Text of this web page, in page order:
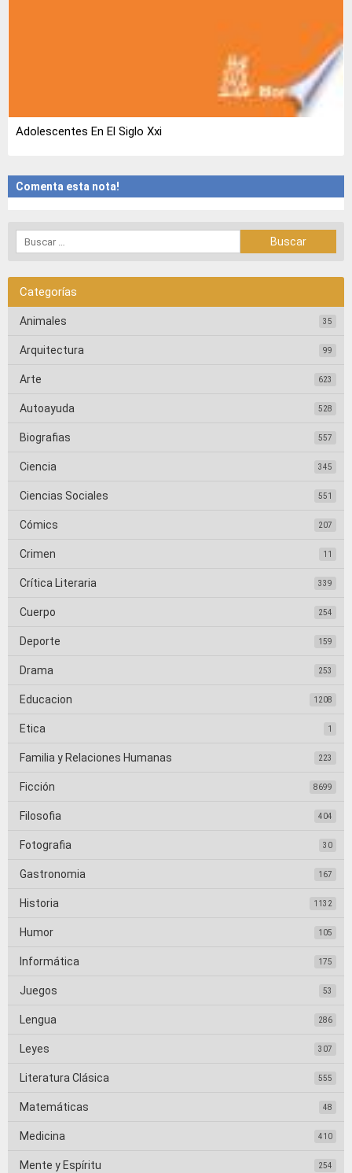
Adolescentes En El Siglo Xxi
Comenta esta nota!
Categorías
Animales 35
Arquitectura 99
Arte 623
Autoayuda 528
Biografias 557
Ciencia 345
Ciencias Sociales 551
Cómics 207
Crimen 11
Crítica Literaria 339
Cuerpo 254
Deporte 159
Drama 253
Educacion 1208
Etica 1
Familia y Relaciones Humanas 223
Ficción 8699
Filosofia 404
Fotografia 30
Gastronomia 167
Historia 1132
Humor 105
Informática 175
Juegos 53
Lengua 286
Leyes 307
Literatura Clásica 555
Matemáticas 48
Medicina 410
Mente y Espíritu 254